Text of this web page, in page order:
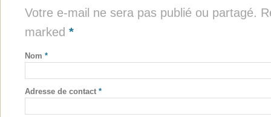
Votre e-mail ne sera pas publié ou partagé.
marked *
Nom *
Adresse de contact *